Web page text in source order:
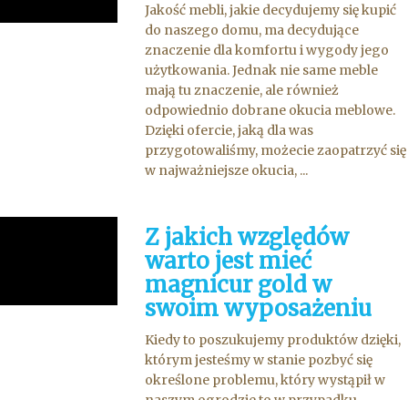
Jakość mebli, jakie decydujemy się kupić
do naszego domu, ma decydujące
znaczenie dla komfortu i wygody jego
użytkowania. Jednak nie same meble
mają tu znaczenie, ale również
odpowiednio dobrane okucia meblowe.
Dzięki ofercie, jaką dla was
przygotowaliśmy, możecie zaopatrzyć się
w najważniejsze okucia, ...
Z jakich względów
warto jest mieć
magnicur gold w
swoim wyposażeniu
Kiedy to poszukujemy produktów dzięki,
którym jesteśmy w stanie pozbyć się
określone problemu, który wystąpił w